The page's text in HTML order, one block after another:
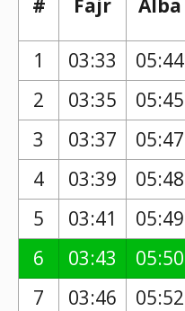
# Fajr Alba
1
03:33 05:44
2
03:35 05:45
3
03:37 05:47
4
03:39 05:48
5
03:41 05:49
6
03:43 05:50
7
03:46 05:52